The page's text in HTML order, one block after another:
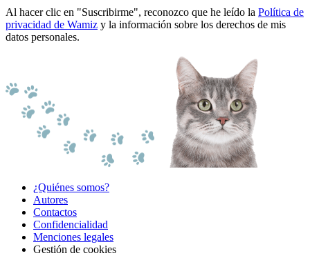
Al hacer clic en "Suscribirme", reconozco que he leído la Política de
privacidad de Wamiz y la información sobre los derechos de mis
datos personales.
¿Quiénes somos?
Autores
Contactos
Confidencialidad
Menciones legales
Gestión de cookies